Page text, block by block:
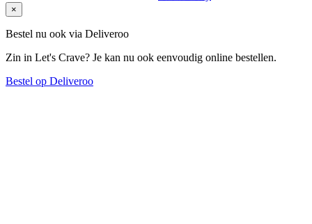
×
Bestel nu ook via Deliveroo
Zin in Let's Crave? Je kan nu ook eenvoudig online bestellen.
Bestel op Deliveroo